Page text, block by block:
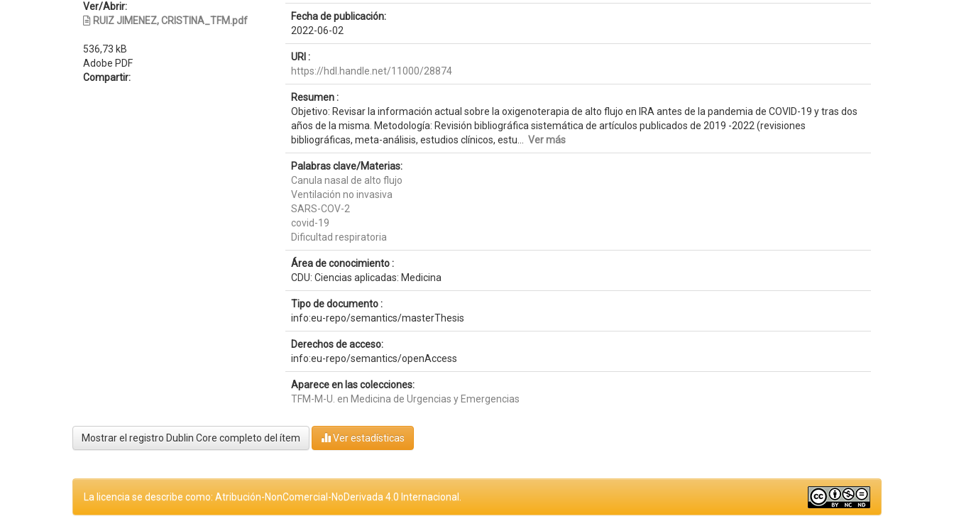
Ver/Abrir:
RUIZ JIMENEZ, CRISTINA_TFM.pdf
536,73 kB
Adobe PDF
Compartir:
Fecha de publicación:
2022-06-02
URI :
https://hdl.handle.net/11000/28874
Resumen :
Objetivo: Revisar la información actual sobre la oxigenoterapia de alto flujo en IRA antes de la pandemia de COVID-19 y tras dos
años de la misma. Metodología: Revisión bibliográfica sistemática de artículos publicados de 2019 -2022 (revisiones
bibliográficas, meta-análisis, estudios clínicos, estu... Ver más
Palabras clave/Materias:
Canula nasal de alto flujo
Ventilación no invasiva
SARS-COV-2
covid-19
Dificultad respiratoria
Área de conocimiento :
CDU: Ciencias aplicadas: Medicina
Tipo de documento :
info:eu-repo/semantics/masterThesis
Derechos de acceso:
info:eu-repo/semantics/openAccess
Aparece en las colecciones:
TFM-M-U. en Medicina de Urgencias y Emergencias
Mostrar el registro Dublin Core completo del ítem Ver estadísticas
La licencia se describe como: Atribución-NonComercial-NoDerivada 4.0 Internacional.